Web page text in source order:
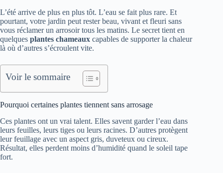
L’été arrive de plus en plus tôt. L’eau se fait plus rare. Et
pourtant, votre jardin peut rester beau, vivant et fleuri sans
vous réclamer un arrosoir tous les matins. Le secret tient en
quelques plantes chameaux capables de supporter la chaleur
là où d’autres s’écroulent vite.
Voir le sommaire
Pourquoi certaines plantes tiennent sans arrosage
Ces plantes ont un vrai talent. Elles savent garder l’eau dans
leurs feuilles, leurs tiges ou leurs racines. D’autres protègent
leur feuillage avec un aspect gris, duveteux ou cireux.
Résultat, elles perdent moins d’humidité quand le soleil tape
fort.